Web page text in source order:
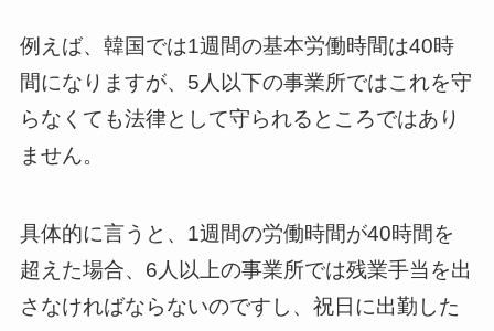
例えば、韓国では1週間の基本労働時間は40時
間になりますが、5人以下の事業所ではこれを守
らなくても法律として守られるところではあり
ません。
具体的に言うと、1週間の労働時間が40時間を
超えた場合、6人以上の事業所では残業手当を出
さなければならないのですし、祝日に出勤した